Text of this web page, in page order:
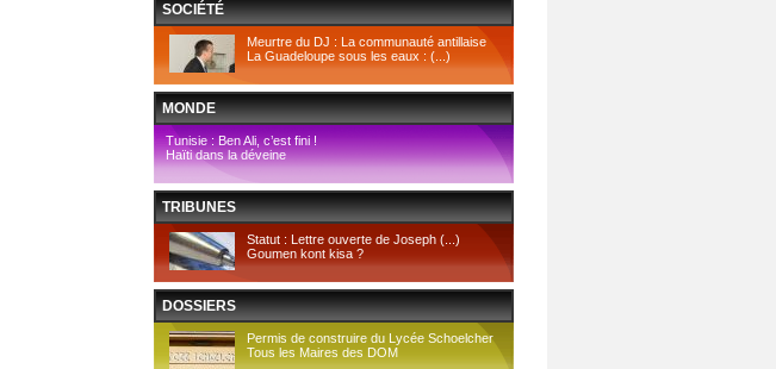
SOCIÉTÉ
Meurtre du DJ : La communauté antillaise
La Guadeloupe sous les eaux : (...)
MONDE
Tunisie : Ben Ali, c’est fini !
Haïti dans la déveine
TRIBUNES
Statut : Lettre ouverte de Joseph (...)
Goumen kont kisa ?
DOSSIERS
Permis de construire du Lycée Schoelcher
Tous les Maires des DOM